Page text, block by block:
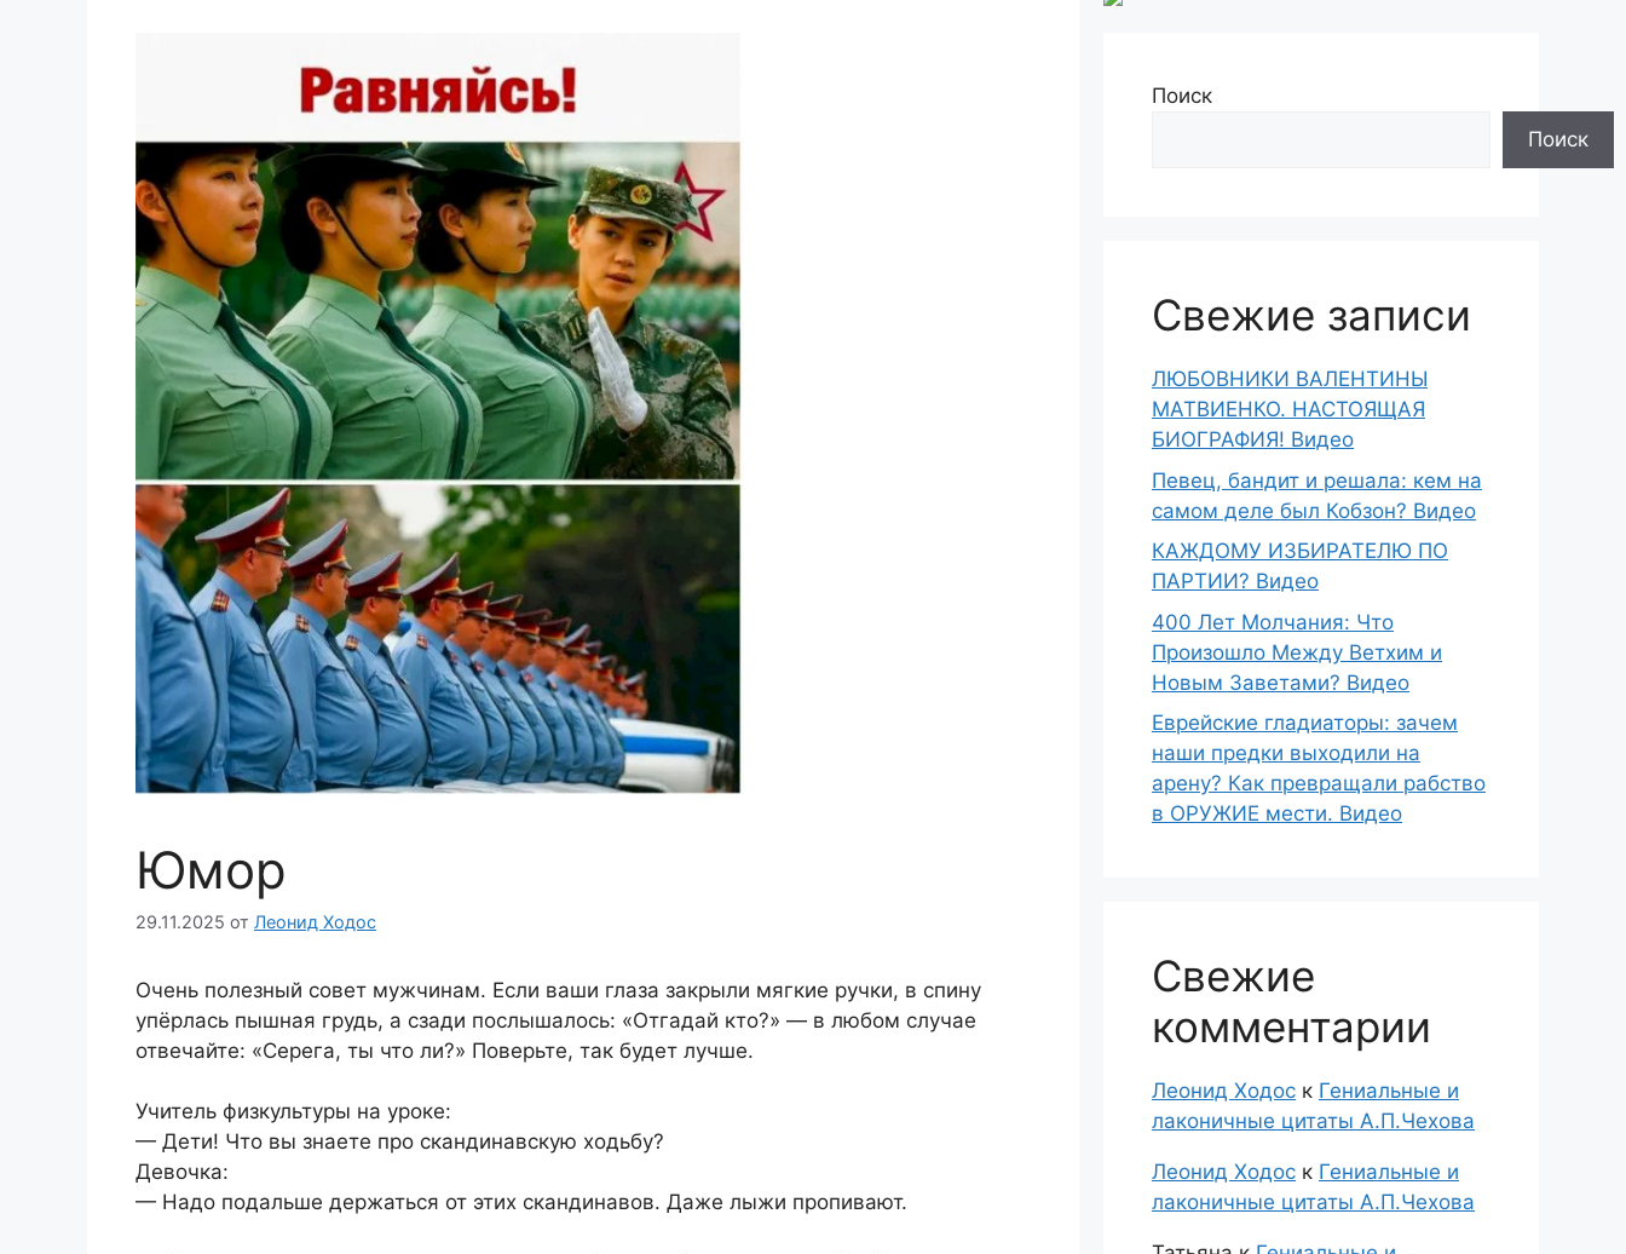
Юмор
29.11.2025 от Леонид Ходос
Очень полезный совет мужчинам. Если ваши глаза закрыли мягкие ручки, в спину
упёрлась пышная грудь, а сзади послышалось: «Отгадай кто?» — в любом случае
отвечайте: «Серега, ты что ли?» Поверьте, так будет лучше.
Учитель физкультуры на уроке:
— Дети! Что вы знаете про скандинавскую ходьбу?
Девочка:
— Надо подальше держаться от этих скандинавов. Даже лыжи пропивают.
Поиск
Поиск
Свежие записи
ЛЮБОВНИКИ ВАЛЕНТИНЫ
МАТВИЕНКО. НАСТОЯЩАЯ
БИОГРАФИЯ! Видео
Певец, бандит и решала: кем на
самом деле был Кобзон? Видео
КАЖДОМУ ИЗБИРАТЕЛЮ ПО
ПАРТИИ? Видео
400 Лет Молчания: Что
Произошло Между Ветхим и
Новым Заветами? Видео
Еврейские гладиаторы: зачем
наши предки выходили на
арену? Как превращали рабство
в ОРУЖИЕ мести. Видео
Свежие
комментарии
Леонид Ходос к Гениальные и
лаконичные цитаты А.П.Чехова
Леонид Ходос к Гениальные и
лаконичные цитаты А.П.Чехова